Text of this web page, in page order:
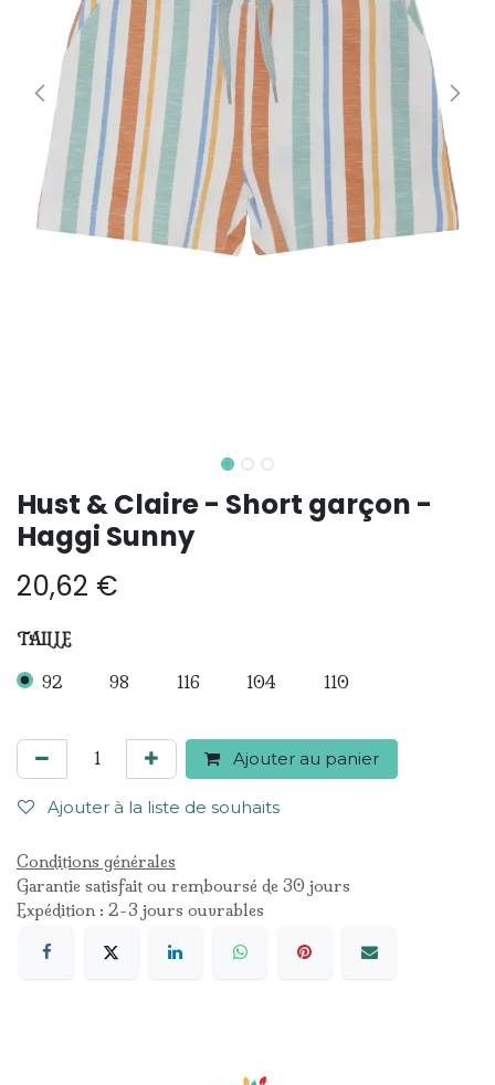
Hust & Claire - Short garçon -
Haggi Sunny
20,62 €
TAILLE
92 98 116 104 110
Ajouter au panier
Ajouter à la liste de souhaits
Conditions générales
Garantie satisfait ou remboursé de 30 jours
Expédition : 2-3 jours ouvrables